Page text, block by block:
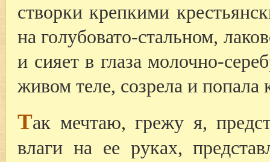
створки крепкими
на голубовато-стальном,
и сияет в глаза молочно-
живом теле, созрела и попала
Так мечтаю, грежу я,
влаги на ее руках,